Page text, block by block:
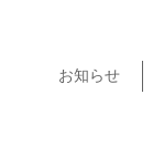
お知らせ